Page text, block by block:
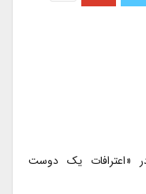
«اعترافات یک دوست